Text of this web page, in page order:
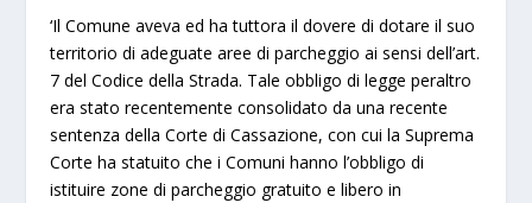
‘Il Comune aveva ed ha tuttora il dovere di dotare il suo
territorio di adeguate aree di parcheggio ai sensi dell’art.
7 del Codice della Strada. Tale obbligo di legge peraltro
era stato recentemente consolidato da una recente
sentenza della Corte di Cassazione, con cui la Suprema
Corte ha statuito chei Comuni hanno l’obbligo di
istituire zone di parcheggio gratuito e libero in